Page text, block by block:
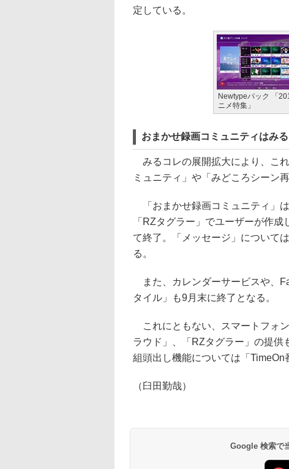
定している。
Newtypeパック 「
ニメ特集」
おまかせ録画コミュニティはみ
みるコレの展開拡大により、こ
ミュニティ」や「みどころシーン
「おまかせ録画コミュニティ」
「RZタグラー」でユーザーが作
て終了。「メッセージ」について
る。
また、カレンダーサービスや、
タイル」も9月末に終了となる。
これにともない、スマートフォ
ラウド」、「RZタグラー」の提供
組頭出し機能については「TimeOn
（臼田勤哉）
Google 検索で